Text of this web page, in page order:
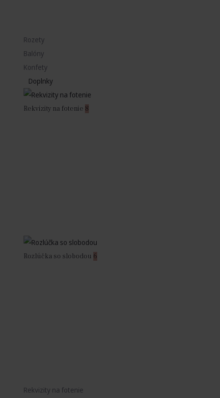
Rozety
Balóny
Konfety
Doplnky
Rekvizity na fotenie 8
Rozlúčka so slobodou 6
Rekvizity na fotenie